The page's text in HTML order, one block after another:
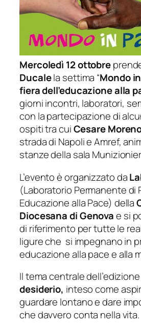
Mercoledì 12 ottobre
Ducalela settima “Mondo
fiera dell’educazione alla
giorni incontri, laboratori,
con la partecipazione di
ospiti tra cuiCesare
strada di Napoli e Amref,
stanze della sala
L’evento è organizzato da
(Laboratorio Permanente di
Educazione alla Pace) della
Diocesana di Genovae si
di riferimento per tutte le
ligure che si impegnano in
educazione alla pace e alla
Il tema centrale dell’edizione
desiderio, inteso come
guardare lontano e dare
che davvero conta nella vita.